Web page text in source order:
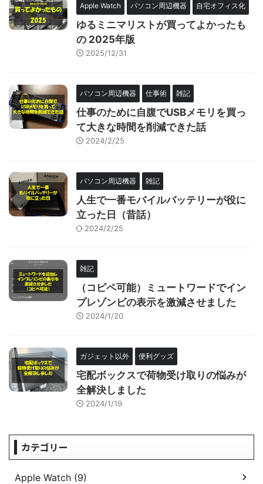
Apple Watch パソコン周辺機器 自宅オフィス化
ゆるミニマリストが買ってよかったも
の 2025年版
2025/12/31
パソコン周辺機器 仕事術 雑記
仕事のために自腹でUSBメモリを買っ
て大きな時間を削減できた話
2024/2/25
パソコン周辺機器 雑記
人生で一番モバイルバッテリーが役に
立った日（昔話）
2024/2/25
雑記
（コピペ可能）ミュートワードでイン
プレゾンビの表示を激減させました
2024/1/20
ガジェット以外 便利グッズ
宅配ボックスで荷物受け取りの悩みが
全解決しました
2024/1/19
カテゴリー
Apple Watch (9)